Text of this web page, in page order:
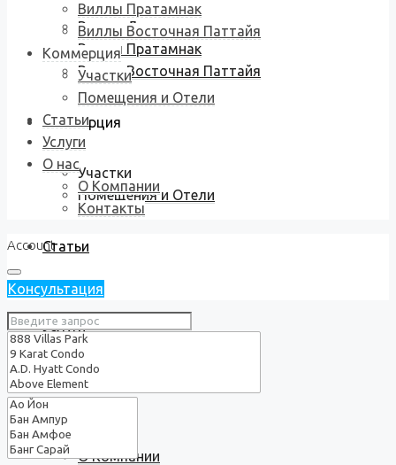
Виллы Джомтьен
Виллы Пратамнак
Виллы Восточная Паттайя
Коммерция
Участки
Помещения и Отели
Статьи
Услуги
О нас
О Компании
Виллы Пратамнак
Виллы Восточная Паттайя
Коммерция
Участки
Помещения и Отели
Статьи
Услуги
О нас
О Компании
Контакты
Account
Консультация